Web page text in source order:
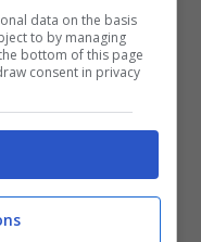
processore
data on the basis
to by managing
bottom of this page
consent in privacy